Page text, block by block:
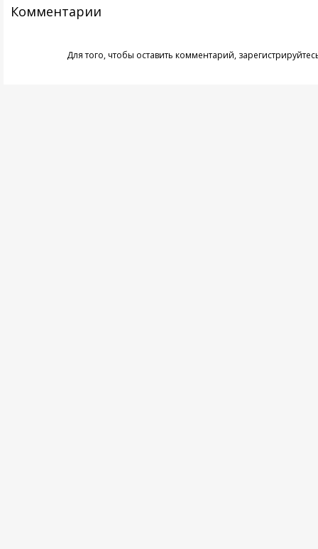
Комментарии
Для того, чтобы оставить комментарий,